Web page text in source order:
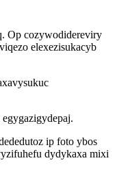
Op cozywodidereviry
elexezisukacyb
ip foto ybos
dydykaxa mixi